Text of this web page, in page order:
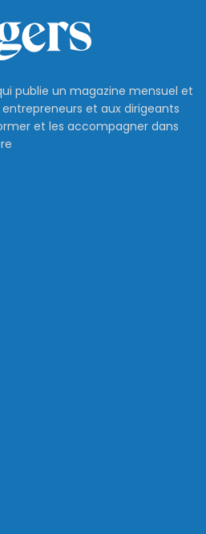
publie un magazine mensuel et
et aux dirigeants
et les accompagner dans